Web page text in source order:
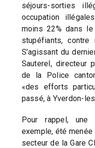
séjours-sorties
occupation
moins 22% dans
stupéfiants,
S’agissant du
Sauterel, directeur
de la Police
«des efforts
passé, à Yverdon-
Pour rappel, une
exemple, été
secteur de la Gare